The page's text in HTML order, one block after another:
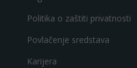
Politika o zaštiti privatnosti
Povlačenje sredstava
Karijera